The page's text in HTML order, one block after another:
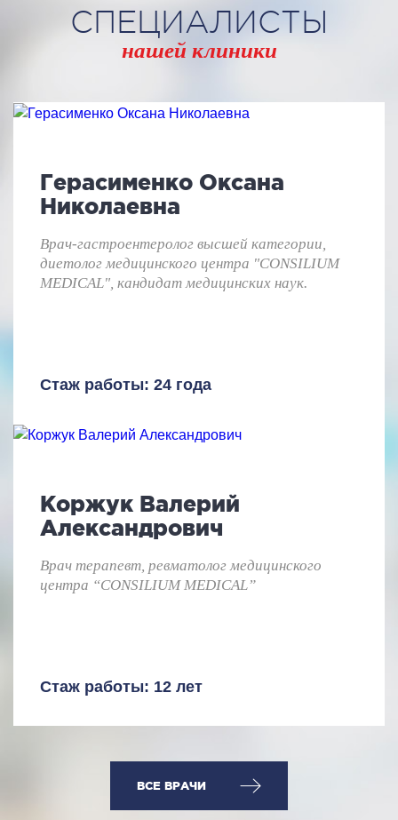
СПЕЦИАЛИСТЫ
нашей клиники
Герасименко Оксана
Николаевна
Врач-гастроентеролог высшей категории,
диетолог медицинского центра "CONSILIUM
MEDICAL", кандидат медицинских наук.
Стаж работы: 24 года
Коржук Валерий
Александрович
Врач терапевт, ревматолог медицинского
центра “CONSILIUM MEDICAL”
Стаж работы: 12 лет
ВСЕ ВРАЧИ